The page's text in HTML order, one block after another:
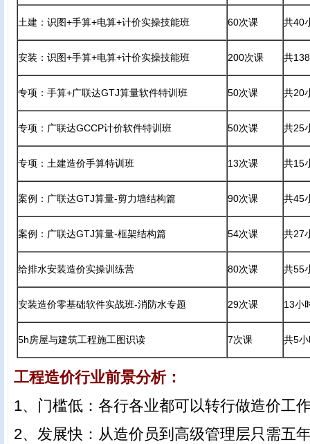
土建：识图+手算+电算+计价实操技能班 60次课 共40
安装：识图+手算+电算+计价实操技能班 200次课 共
专项：手算+广联达GTJ算量软件特训班 50次课 共20
专项：广联达GCCP计价软件特训班 50次课 共25
专项：土建造价手算特训班 13次课 共15
案例：广联达GTJ算量-剪力墙结构篇 90次课 共45
案例：广联达GTJ算量-框架结构篇 54次课 共27
给排水安装造价实操训练营 80次课 共55
安装造价零基础软件实战班-消防水专题 29次课 13小
5h房屋与建筑工程施工图识读 7次课 共5
工程造价行业前景分析：
1、门槛低：各行各业都可以转行做造价工
2、发展快：从造价员到高级管理层只需五